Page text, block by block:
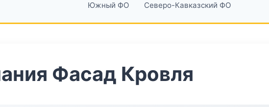
Южный ФО Северо-Кавказский ФО
Фасад Кровля